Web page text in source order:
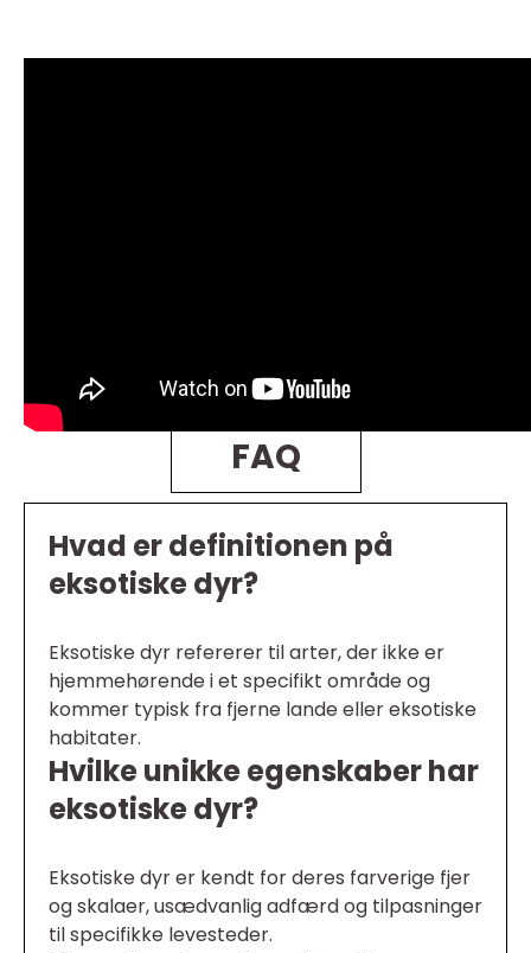
FAQ
Hvad er definitionen på
eksotiske dyr?
Eksotiske dyr refererer til arter, der ikke er
hjemmehørende i et specifikt område og
kommer typisk fra fjerne lande eller eksotiske
habitater.
Hvilke unikke egenskaber har
eksotiske dyr?
Eksotiske dyr er kendt for deres farverige fjer
og skalaer, usædvanlig adfærd og tilpasninger
til specifikke levesteder.